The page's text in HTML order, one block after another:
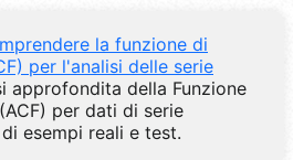
la funzione di
per l'analisi delle serie
approfondita della Funzione
per dati di serie
esempi reali e test.